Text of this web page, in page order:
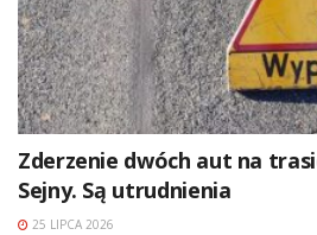
Zderzenie dwóch aut na
Sejny. Są utrudnienia
25 LIPCA 2026